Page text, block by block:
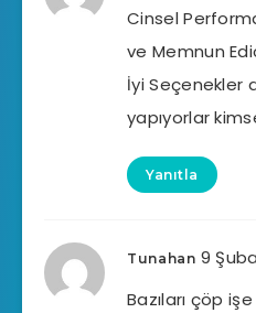
Cinsel
ve Memnun
İyi Seçenekler
yapıyorlar
Yanıtla
Tunahan 9
Bazıları çöp